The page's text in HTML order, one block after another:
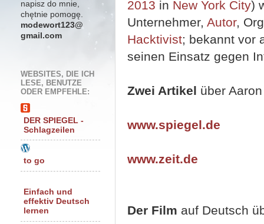
2013 in New York City)
Unternehmer, Autor,
Hacktivist; bekannt vor
seinen Einsatz gegen
Zwei Artikel über
www.spiegel.de
www.zeit.de
Der Film auf Deutsch
napisz do mnie,
chętnie pomogę.
modewort123@
gmail.com
WEBSITES, DIE ICH
LESE, BENUTZE
ODER EMPFEHLE:
DER SPIEGEL -
Schlagzeilen
to go
Einfach und
effektiv Deutsch
lernen